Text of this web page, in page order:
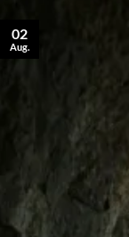
02
Aug.